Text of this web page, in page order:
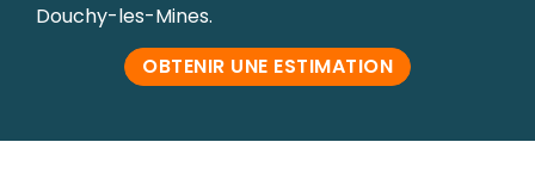
Douchy-les-Mines.
OBTENIR UNE ESTIMATION